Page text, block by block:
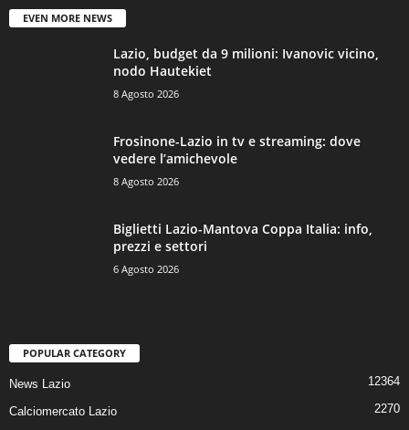
EVEN MORE NEWS
Lazio, budget da 9 milioni: Ivanovic vicino,
nodo Hautekiet
8 Agosto 2026
Frosinone-Lazio in tv e streaming: dove
vedere l’amichevole
8 Agosto 2026
Biglietti Lazio-Mantova Coppa Italia: info,
prezzi e settori
6 Agosto 2026
POPULAR CATEGORY
News Lazio 12364
Calciomercato Lazio
2270